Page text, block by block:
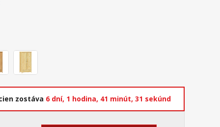
zostáva 6 dní, 1 hodina, 41 minút, 30 sekúnd